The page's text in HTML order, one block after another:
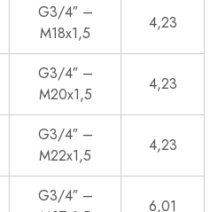
G3/4″ –
M18x1,5
4,23
G3/4″ –
M20x1,5
4,23
G3/4″ –
M22x1,5
4,23
G3/4″ –
6,01